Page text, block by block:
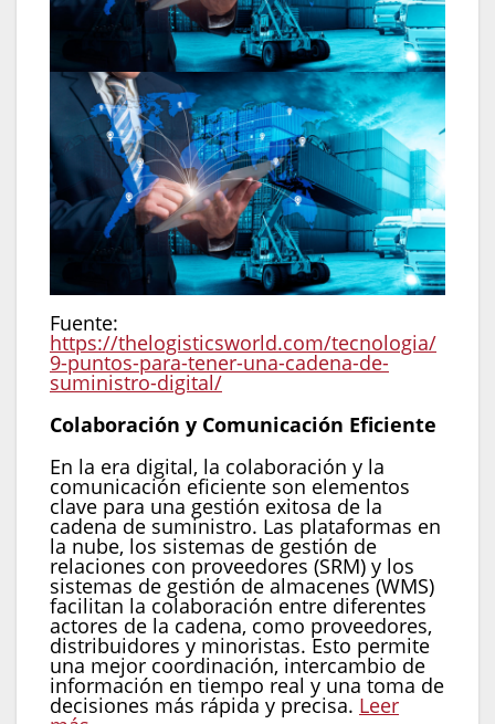
Fuente:
https://thelogisticsworld.com/tecnologia/
9-puntos-para-tener-una-cadena-de-
suministro-digital/
Colaboración y Comunicación Eficiente
En la era digital, la colaboración y la
comunicación eficiente son elementos
clave para una gestión exitosa de la
cadena de suministro. Las plataformas en
la nube, los sistemas de gestión de
relaciones con proveedores (SRM) y los
sistemas de gestión de almacenes (WMS)
facilitan la colaboración entre diferentes
actores de la cadena, como proveedores,
distribuidores y minoristas. Esto permite
una mejor coordinación, intercambio de
información en tiempo real y una toma de
decisiones más rápida y precisa. Leer